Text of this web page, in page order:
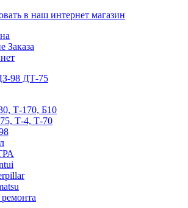
в наш интернет магазин
Заказа
Т-170, Б10
Т-4, Т-70